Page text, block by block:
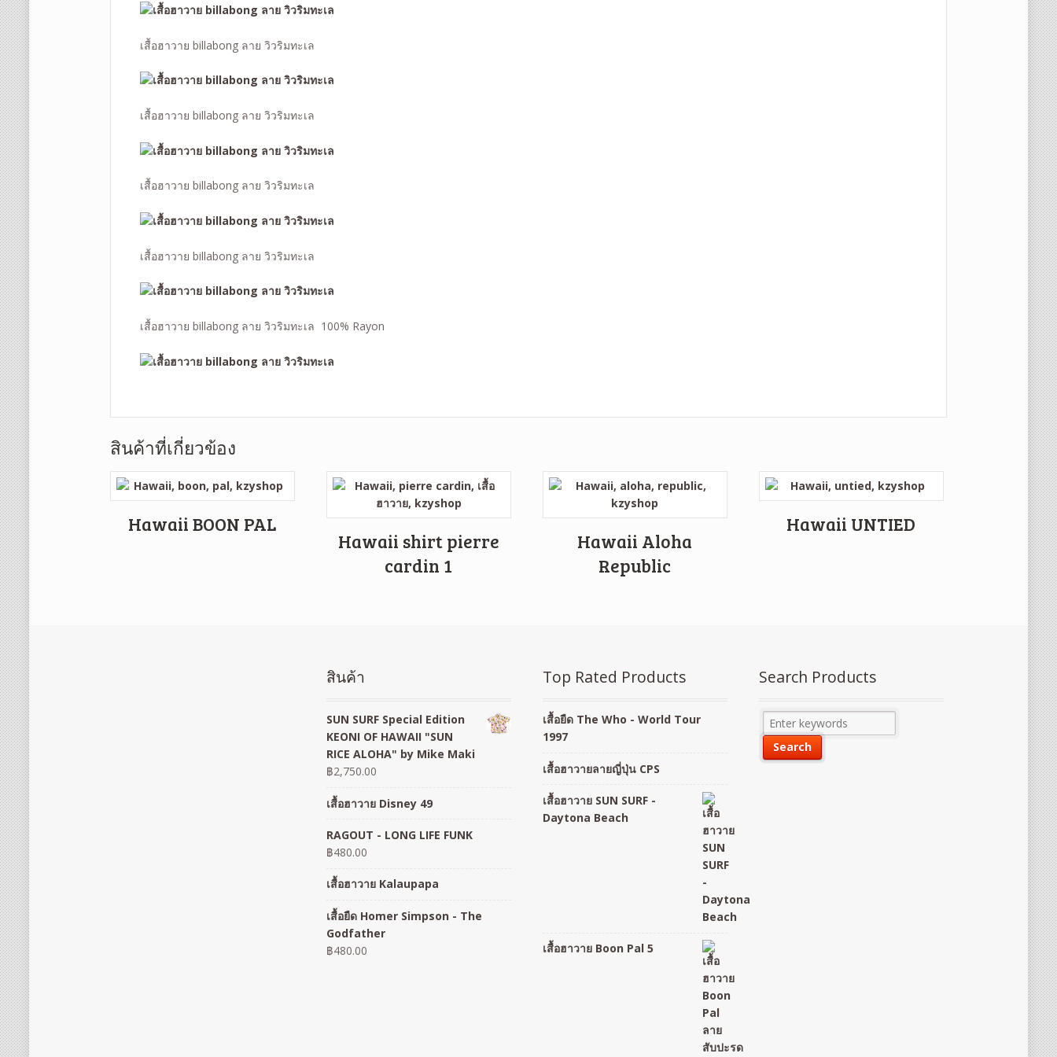
เสื้อฮาวาย billabong ลาย วิวริมทะเล
เสื้อฮาวาย billabong ลาย วิวริมทะเล
เสื้อฮาวาย billabong ลาย วิวริมทะเล
เสื้อฮาวาย billabong ลาย วิวริมทะเล
เสื้อฮาวาย billabong ลาย วิวริมทะเล 100% Rayon
สินค้าที่เกี่ยวข้อง
Hawaii BOON PAL
Hawaii shirt pierre
cardin 1
Hawaii Aloha
Republic
Hawaii UNTIED
สินค้า
SUN SURF Special Edition
KEONI OF HAWAII "SUN
RICE ALOHA" by Mike Maki
฿2,750.00
เสื้อฮาวาย Disney 49
RAGOUT - LONG LIFE FUNK
฿480.00
เสื้อฮาวาย Kalaupapa
เสื้อยืด Homer Simpson - The
Godfather
฿480.00
Top Rated Products
เสื้อยืด The Who - World Tour
1997
เสื้อฮาวายลายญี่ปุ่น CPS
เสื้อฮาวาย SUN SURF -
Daytona Beach
เสื้อฮาวาย Boon Pal 5
Search Products